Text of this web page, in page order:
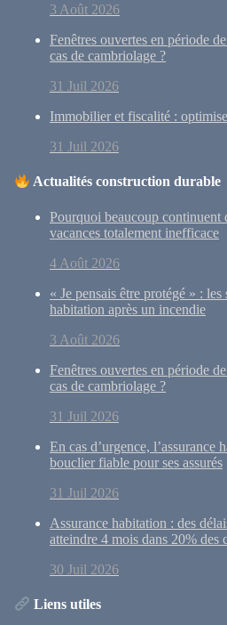
3 Août 2026
Fenêtres ouvertes en période
cas de cambriolage ?
31 Juil 2026
Immobilier et fiscalité :
31 Juil 2026
Actualités construction durable
Pourquoi beaucoup continuent
vacances totalement inefficace
4 Août 2026
« Je pensais être protégé » :
habitation après un incendie
3 Août 2026
Fenêtres ouvertes en période
cas de cambriolage ?
31 Juil 2026
En cas d’urgence, l’assurance
bouclier fiable pour ses assurés
31 Juil 2026
Assurance habitation : des
atteindre 4 mois dans 20% des
30 Juil 2026
Liens utiles